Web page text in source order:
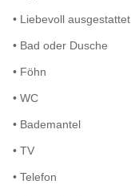
• Liebevoll ausgestattet
• Bad oder Dusche
• Föhn
• WC
• Bademantel
• TV
• Telefon